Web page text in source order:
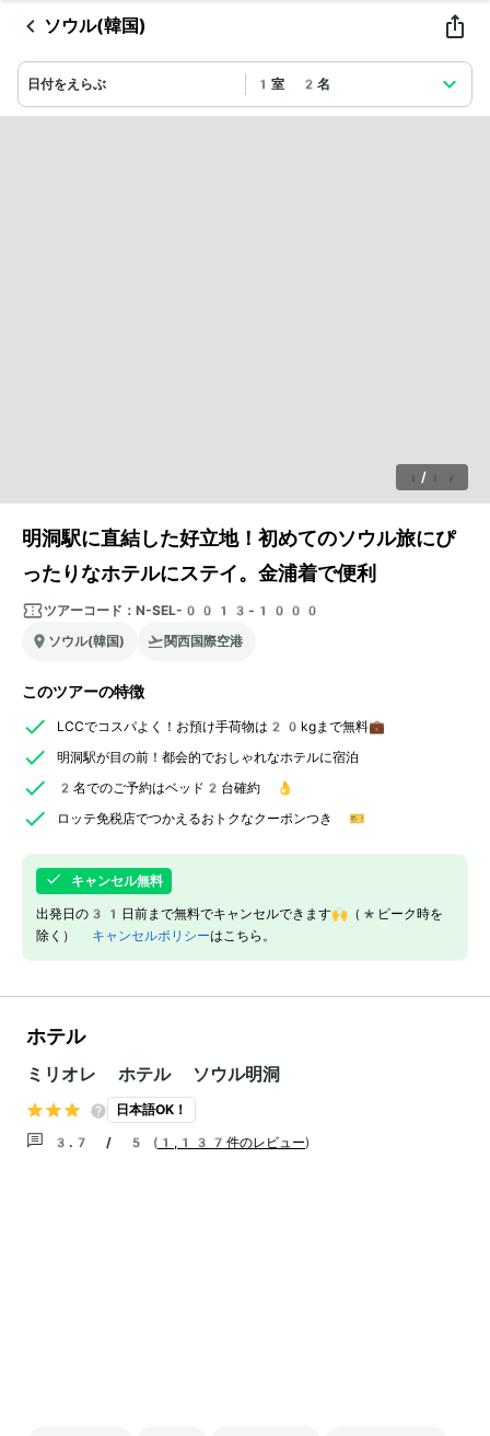
ソウル(韓国)
日付をえらぶ 1室 2名
1 / 17
明洞駅に直結した好立地！初めてのソウル旅にぴ
ったりなホテルにステイ。金浦着で便利
ツアーコード： N-SEL-0013-1000
ソウル(韓国)
関西国際空港
このツアーの特徴
LCCでコスパよく！お預け手荷物は20kgまで無料💼
明洞駅が目の前！都会的でおしゃれなホテルに宿泊
2名でのご予約はベッド2台確約 👌
ロッテ免税店でつかえるおトクなクーポンつき 🎫
キャンセル無料
出発日の31日前まで無料でキャンセルできます🙌（*ピーク時を
除く） キャンセルポリシーはこちら。
ホテル
ミリオレ ホテル ソウル明洞
日本語OK！
3.7 / 5 ( 1,137件のレビュー)